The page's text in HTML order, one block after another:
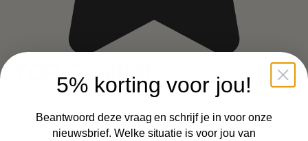
TOP-Qualität
Auf der Suche nach rein pflanzlichen
Nahrungsergänzungsmitteln während meiner
Schwangerschaft empfahl mir meine Hebamme Snoozzz.
5% korting voor jou!
Beantwoord deze vraag en schrijf je in voor onze
nieuwsbrief. Welke situatie is voor jou van